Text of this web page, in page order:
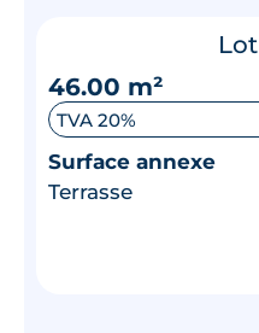
Lot
46.00 m²
TVA 20%
Surface annexe
Terrasse